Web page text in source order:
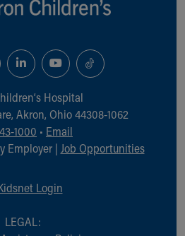
Hospital
Akron, Ohio 44308-1062
1000 • Email
Employer | Job Opportunities
Login
LEGAL: